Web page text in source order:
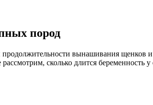
пород
вынашивания щенков
сколько длится